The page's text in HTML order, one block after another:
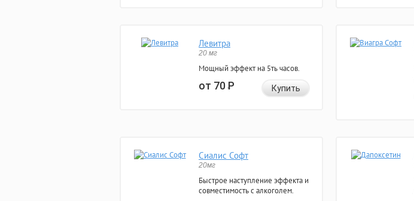
Левитра
20 мг
Мощный эффект на 5ть часов.
от 70Р Купить
Сиалис Софт
20мг
Быстрое наступление эффекта и
совместимость с алкоголем.